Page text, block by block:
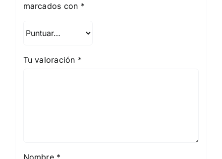
marcados con *
Tu valoración *
Nombre *